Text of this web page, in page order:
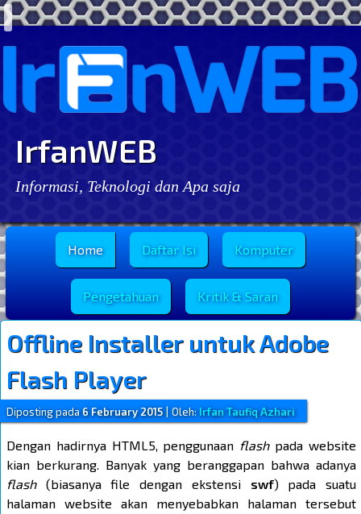
IrfanWEB
Informasi, Teknologi dan Apa saja
Menu Utama
Home Daftar Isi Komputer
Pengetahuan Kritik & Saran
Offline Installer untuk Adobe
Flash Player
Diposting pada6 February 2015 Oleh:Irfan Taufiq Azhari
Dengan hadirnya HTML5, penggunaan flashpada website
kian berkurang. Banyak yang beranggapan bahwa adanya
flash(biasanya file dengan ekstensi swf) pada suatu
halaman website akan menyebabkan halaman tersebut